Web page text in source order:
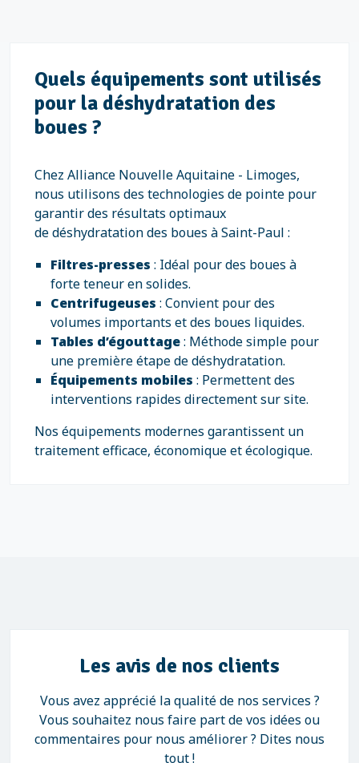
Quels équipements sont utilisés
pour la déshydratation des
boues ?
Chez Alliance Nouvelle Aquitaine - Limoges,
nous utilisons des technologies de pointe pour
garantir des résultats optimaux
de déshydratation des boues à Saint-Paul :
Filtres-presses : Idéal pour des boues à
forte teneur en solides.
Centrifugeuses : Convient pour des
volumes importants et des boues liquides.
Tables d’égouttage: Méthode simple pour
une première étape de déshydratation.
Équipements mobiles : Permettent des
interventions rapides directement sur site.
Nos équipements modernes garantissent un
traitement efficace, économique et écologique.
Les avis de nos clients
Vous avez apprécié la qualité de nos services ?
Vous souhaitez nous faire part de vos idées ou
commentaires pour nous améliorer ? Dites nous
tout !